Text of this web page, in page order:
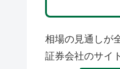
相場の見通しが
証券会社のサイ